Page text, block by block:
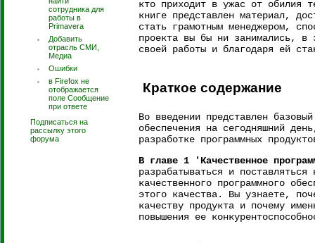
сотрудника для
работы в
Primavera
Добавить
отрасль СМИ,
Медиа
Ошибки
в Firefox не
отображается
поле Сообщение
при ответе
Подписаться на
рассылку этого
форума
кто приходит в ужас от обилия
книге представлен материал,
стать грамотным менеджером,
проекта вы бы ни занимались, в
своей работы и благодаря ей
Краткое содержание
Во введении представлен
обеспечения на сегодняшний
разработке программных
В главе 1 'Качественное
разрабатываться и
качественного программного
этого качества. Вы узнаете,
качеству продукта и почему
повышения ее